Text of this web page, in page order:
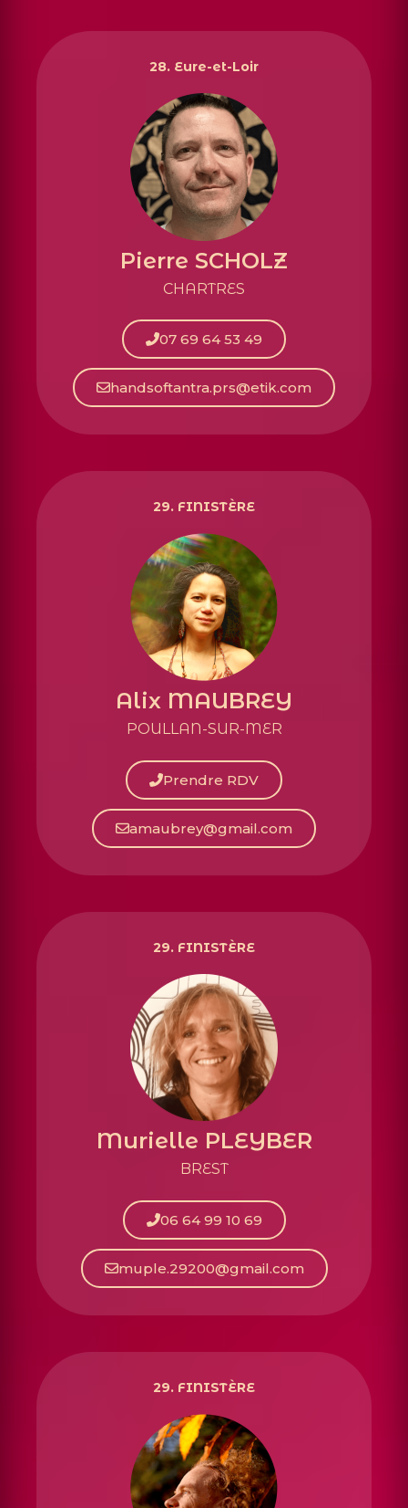
28. Eure-et-Loir
Pierre SCHOLZ
CHARTRES
07 69 64 53 49
handsoftantra.prs@etik.com
29. FINISTÈRE
Alix MAUBREY
POULLAN-SUR-MER
Prendre RDV
amaubrey@gmail.com
29. FINISTÈRE
Murielle PLEYBER
BREST
06 64 99 10 69
muple.29200@gmail.com
29. FINISTÈRE